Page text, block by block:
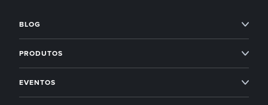
BLOG
Imobiliárias
PRODUTOS
Administração condominial
EVENTOS